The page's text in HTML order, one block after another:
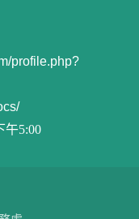
profile.php?
午5:00